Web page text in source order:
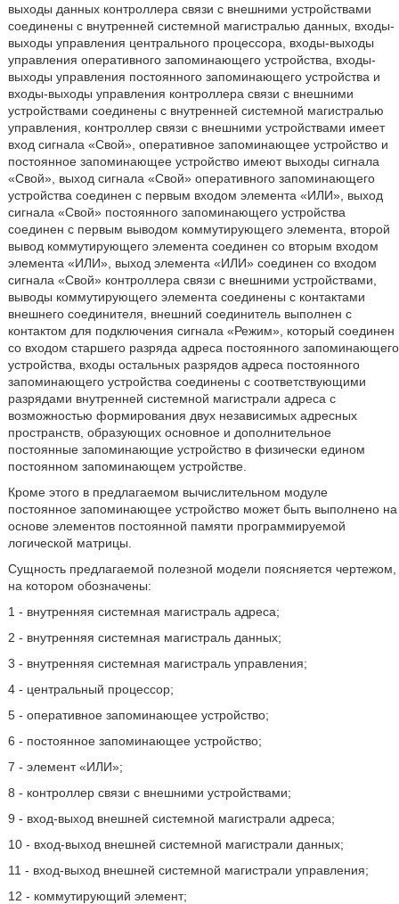
выходы данных контроллера связи с внешними устройствами
соединены с внутренней системной магистралью данных, входы-
выходы управления центрального процессора, входы-выходы
управления оперативного запоминающего устройства, входы-
выходы управления постоянного запоминающего устройства и
входы-выходы управления контроллера связи с внешними
устройствами соединены с внутренней системной магистралью
управления, контроллер связи с внешними устройствами имеет
вход сигнала «Свой», оперативное запоминающее устройство и
постоянное запоминающее устройство имеют выходы сигнала
«Свой», выход сигнала «Свой» оперативного запоминающего
устройства соединен с первым входом элемента «ИЛИ», выход
сигнала «Свой» постоянного запоминающего устройства
соединен с первым выводом коммутирующего элемента, второй
вывод коммутирующего элемента соединен со вторым входом
элемента «ИЛИ», выход элемента «ИЛИ» соединен со входом
сигнала «Свой» контроллера связи с внешними устройствами,
выводы коммутирующего элемента соединены с контактами
внешнего соединителя, внешний соединитель выполнен с
контактом для подключения сигнала «Режим», который соединен
со входом старшего разряда адреса постоянного запоминающего
устройства, входы остальных разрядов адреса постоянного
запоминающего устройства соединены с соответствующими
разрядами внутренней системной магистрали адреса с
возможностью формирования двух независимых адресных
пространств, образующих основное и дополнительное
постоянные запоминающие устройство в физически едином
постоянном запоминающем устройстве.
Кроме этого в предлагаемом вычислительном модуле
постоянное запоминающее устройство может быть выполнено на
основе элементов постоянной памяти программируемой
логической матрицы.
Сущность предлагаемой полезной модели поясняется чертежом,
на котором обозначены:
1 - внутренняя системная магистраль адреса;
2 - внутренняя системная магистраль данных;
3 - внутренняя системная магистраль управления;
4 - центральный процессор;
5 - оперативное запоминающее устройство;
6 - постоянное запоминающее устройство;
7 - элемент «ИЛИ»;
8 - контроллер связи с внешними устройствами;
9 - вход-выход внешней системной магистрали адреса;
10 - вход-выход внешней системной магистрали данных;
11 - вход-выход внешней системной магистрали управления;
12 - коммутирующий элемент;